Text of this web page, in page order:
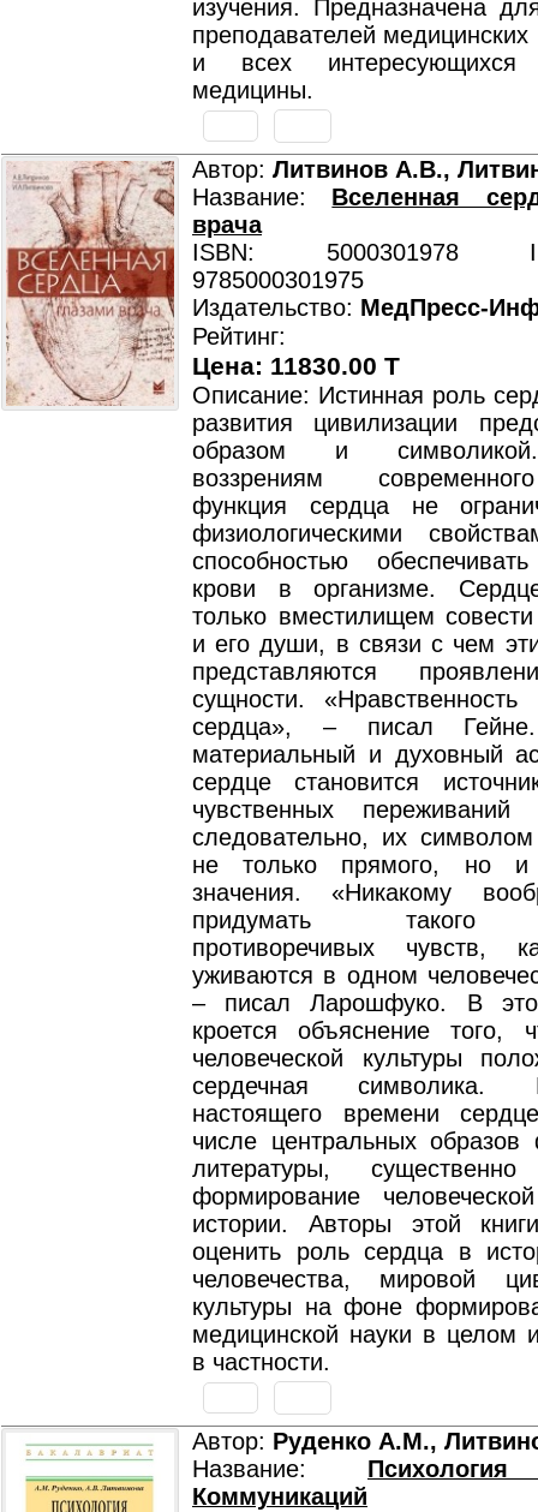
изучения. Предназначена
преподавателей медицинских
и всех интересующихся
медицины.
Автор: Литвинов А.В.,
Название: Вселенная
врача
ISBN: 5000301978
9785000301975
Издательство: МедПресс-
Рейтинг:
Цена: 11830.00 T
Описание: Истинная роль
развития цивилизации
образом и
воззрениям
функция сердца не
физиологическими
способностью
крови в организме.
только вместилищем
и его души, в связи с чем
представляются
сущности.
сердца», – писал
материальный и духовный
сердце становится
чувственных
следовательно, их
не только прямого, но и
значения. «Никакому
придумать такого
противоречивых чувств,
уживаются в одном
– писал Ларошфуко. В
кроется объяснение того,
человеческой культуры
сердечная
настоящего времени
числе центральных
литературы,
формирование
истории. Авторы этой
оценить роль сердца в
человечества, мировой
культуры на фоне
медицинской науки в целом
в частности.
Автор: Руденко А.М.,
Название:
Коммуникаций